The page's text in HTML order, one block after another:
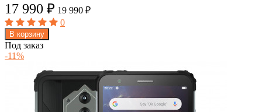
17 990 ₽ 19 990 ₽
0
В корзину
Под заказ
-11%